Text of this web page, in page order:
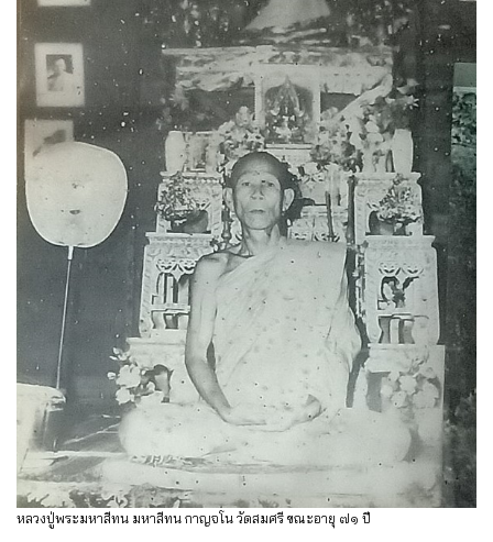
หลวงปู่พระมหาสีทน มหาสีทน กาญจโน วัดสมศรี ขณะอายุ ๗๑ ปี